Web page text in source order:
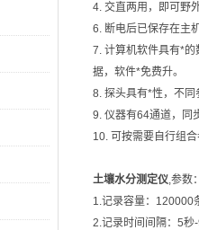
4. 交直两用，即可野
6. 断电后已保存在主
7. 计算机软件具有*
据，软件*免费升。
8. 探头具有*性，不
9. 仪器有64通道，同
10. 可按需要自行组
土壤水分测定仪,参数
1.记录容量：120000
2.记录时间间隔：5